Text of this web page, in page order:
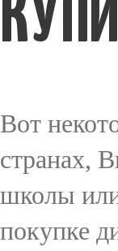
Вот
странах,
школы
покупке